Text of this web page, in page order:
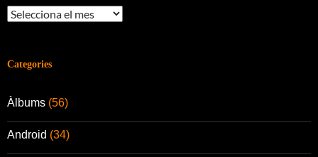
Arxius
Categories
Àlbums (56)
Android (34)